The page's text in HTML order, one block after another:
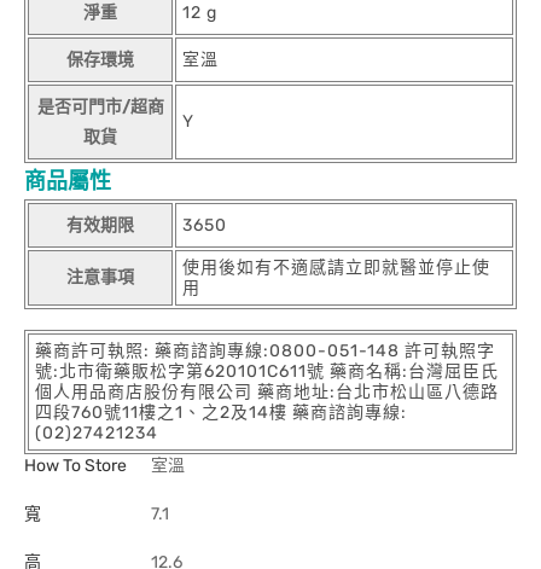
淨重 12 g
保存環境 室溫
是否可門市/超商
取貨
Y
商品屬性
有效期限 3650
注意事項
使用後如有不適感請立即就醫並停止使
用
藥商許可執照: 藥商諮詢專線:0800-051-148 許可執照字
號:北市衛藥販松字第620101C611號 藥商名稱:台灣屈臣氏
個人用品商店股份有限公司 藥商地址:台北市松山區八德路
四段760號11樓之1、之2及14樓 藥商諮詢專線:
(02)27421234
How To Store
室溫
寬 7.1
高 12.6